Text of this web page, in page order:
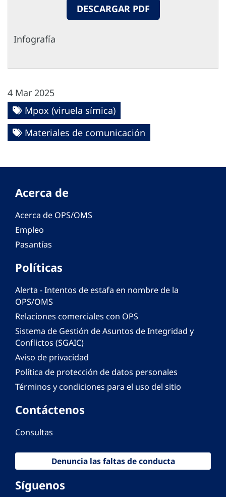
DESCARGAR PDF
Infografía
4 Mar 2025
Mpox (viruela símica)
Materiales de comunicación
Acerca de
Acerca de OPS/OMS
Empleo
Pasantías
Políticas
Alerta - Intentos de estafa en nombre de la
OPS/OMS
Relaciones comerciales con OPS
Sistema de Gestión de Asuntos de Integridad y
Conflictos (SGAIC)
Aviso de privacidad
Política de protección de datos personales
Términos y condiciones para el uso del sitio
Contáctenos
Consultas
Denuncia las faltas de conducta
Síguenos